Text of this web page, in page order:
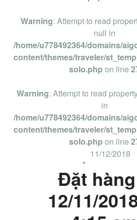
Vũng Tàu Phan Thiết Nha
Warning: Attempt to read
null in
/home/u778492364/domains/
content/themes/traveler/
solo.php on line
Warning: Attempt to read
in
/home/u778492364/domains/
content/themes/traveler/
solo.php on line
11/12/2018
Đặt
12/11/